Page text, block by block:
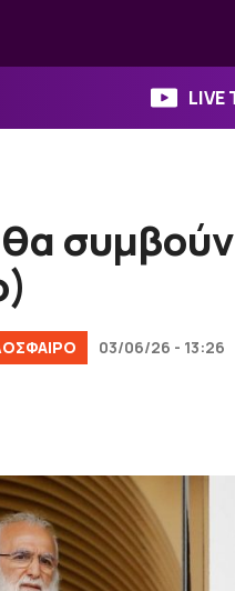
LIVE
03/06/26 - 13:26